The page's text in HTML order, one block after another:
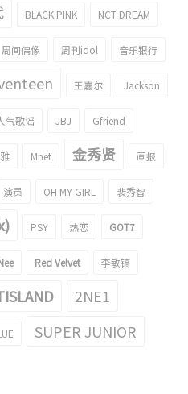
BLACK PINK NCT DREAM
周间偶像 周刊idol 音乐银行
王嘉尔 Jackson
气歌谣 JBJ Gfriend
Mnet 金秀贤 画报
演员 OH MY GIRL 裴秀智
PSY 热恋 GOT7
Red Velvet 李敏镐
2NE1
SUPER JUNIOR